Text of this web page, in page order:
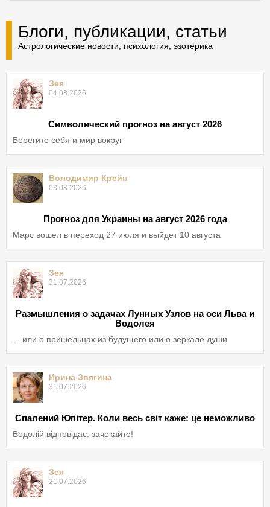
Блоги, публикации, статьи
Астрологические новости, психология, эзотерика
Зея
04.08.2026
Символический прогноз на август 2026
Берегите себя и мир вокруг
Володимир Крейн
03.08.2026
Прогноз для Украины на август 2026 года
Марс вошел в переход 27 июля и выйдет 10 августа
Зея
31.07.2026
Размышления о задачах Лунных Узлов на оси Льва и
Водолея
... или о пришельцах из будущего или о зеркале души
Ирина Звягина
31.07.2026
Спалений Юпітер. Коли весь світ каже: це неможливо
Водолій відповідає: зачекайте!
Зея
21.07.2026